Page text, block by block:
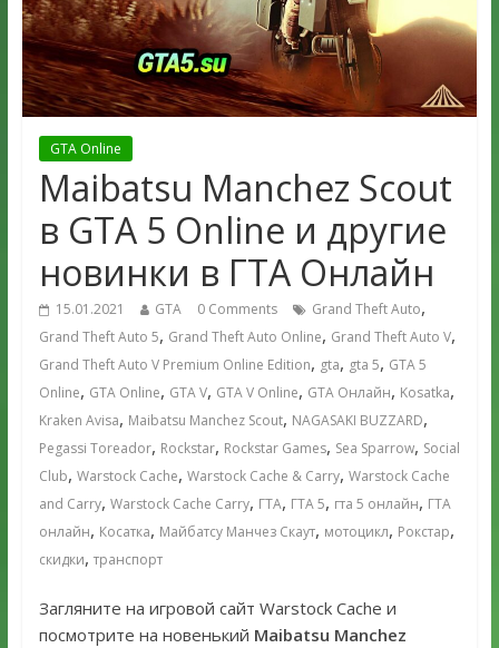
GTA Online
Maibatsu Manchez Scout
в GTA 5 Online и другие
новинки в ГТА Онлайн
15.01.2021 GTA 0 Comments Grand Theft Auto,
Grand Theft Auto 5, Grand Theft Auto Online, Grand Theft Auto V,
Grand Theft Auto V Premium Online Edition, gta, gta 5, GTA 5
Online, GTA Online, GTA V, GTA V Online, GTA Онлайн, Kosatka,
Kraken Avisa, Maibatsu Manchez Scout, NAGASAKI BUZZARD,
Pegassi Toreador, Rockstar, Rockstar Games, Sea Sparrow, Social
Club, Warstock Cache, Warstock Cache & Carry, Warstock Cache
and Carry, Warstock Cache Carry, ГТА, ГТА 5, гта 5 онлайн, ГТА
онлайн, Косатка, Майбатсу Манчез Скаут, мотоцикл, Рокстар,
скидки, транспорт
Загляните на игровой сайт Warstock Cache и
посмотрите на новенький Maibatsu Manchez